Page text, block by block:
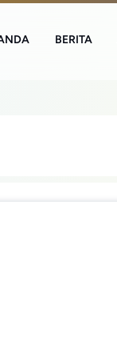
BERITA